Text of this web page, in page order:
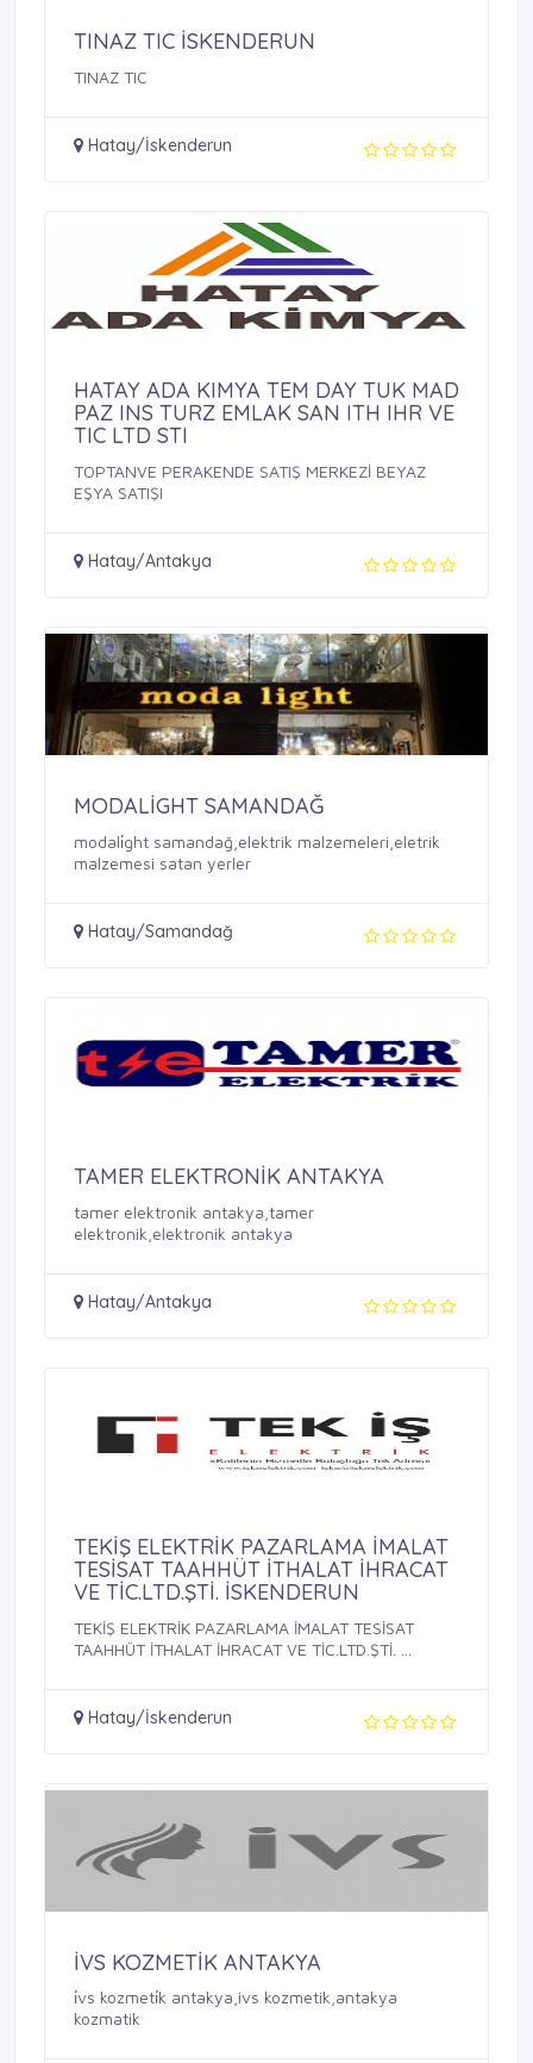
TINAZ TIC İSKENDERUN
TINAZ TIC
Hatay/İskenderun
HATAY ADA KIMYA TEM DAY TUK MAD
PAZ INS TURZ EMLAK SAN ITH IHR VE
TIC LTD STI
TOPTANVE PERAKENDE SATIŞ MERKEZİ BEYAZ
EŞYA SATIŞI
Hatay/Antakya
MODALİGHT SAMANDAĞ
modali̇ght samandağ,elektrik malzemeleri,eletrik
malzemesi satan yerler
Hatay/Samandağ
TAMER ELEKTRONİK ANTAKYA
tamer elektronik antakya,tamer
elektronik,elektronik antakya
Hatay/Antakya
TEKİŞ ELEKTRİK PAZARLAMA İMALAT
TESİSAT TAAHHÜT İTHALAT İHRACAT
VE TİC.LTD.ŞTİ. İSKENDERUN
TEKİŞ ELEKTRİK PAZARLAMA İMALAT TESİSAT
TAAHHÜT İTHALAT İHRACAT VE TİC.LTD.ŞTİ. ...
Hatay/İskenderun
İVS KOZMETİK ANTAKYA
i̇vs kozmeti̇k antakya,ivs kozmetik,antakya
kozmatik